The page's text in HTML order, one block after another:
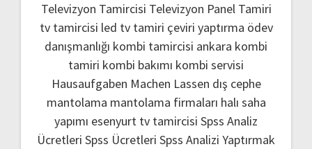
Televizyon Tamircisi Televizyon Panel Tamiri
tv tamircisi led tv tamiri çeviri yaptırma ödev
danışmanlığı kombi tamircisi ankara kombi
tamiri kombi bakımı kombi servisi
Hausaufgaben Machen Lassen dış cephe
mantolama mantolama firmaları halı saha
yapımı esenyurt tv tamircisi Spss Analiz
Ücretleri Spss Ücretleri Spss Analizi Yaptırmak